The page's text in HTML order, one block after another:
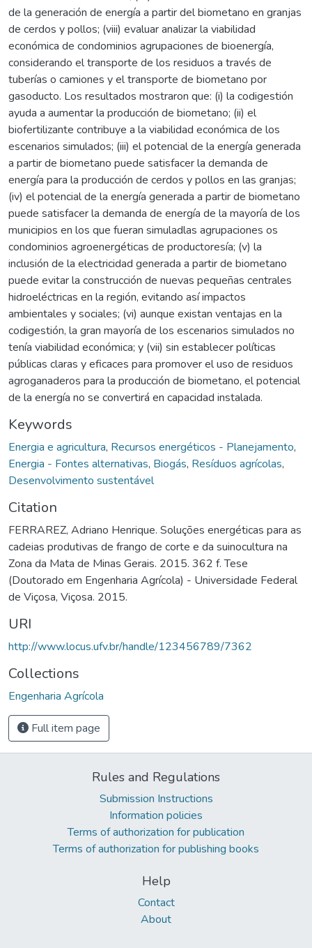
de la generación de energía a partir del biometano en granjas
de cerdos y pollos; (viii) evaluar analizar la viabilidad
económica de condominios agrupaciones de bioenergía,
considerando el transporte de los residuos a través de
tuberías o camiones y el transporte de biometano por
gasoducto. Los resultados mostraron que: (i) la codigestión
ayuda a aumentar la producción de biometano; (ii) el
biofertilizante contribuye a la viabilidad económica de los
escenarios simulados; (iii) el potencial de la energía generada
a partir de biometano puede satisfacer la demanda de
energía para la producción de cerdos y pollos en las granjas;
(iv) el potencial de la energía generada a partir de biometano
puede satisfacer la demanda de energía de la mayoría de los
municipios en los que fueran simuladlas agrupaciones os
condominios agroenergéticas de productoresía; (v) la
inclusión de la electricidad generada a partir de biometano
puede evitar la construcción de nuevas pequeñas centrales
hidroeléctricas en la región, evitando así impactos
ambientales y sociales; (vi) aunque existan ventajas en la
codigestión, la gran mayoría de los escenarios simulados no
tenía viabilidad económica; y (vii) sin establecer políticas
públicas claras y eficaces para promover el uso de residuos
agroganaderos para la producción de biometano, el potencial
de la energía no se convertirá en capacidad instalada.
Keywords
Energia e agricultura, Recursos energéticos - Planejamento,
Energia - Fontes alternativas, Biogás, Resíduos agrícolas,
Desenvolvimento sustentável
Citation
FERRAREZ, Adriano Henrique. Soluções energéticas para as
cadeias produtivas de frango de corte e da suinocultura na
Zona da Mata de Minas Gerais. 2015. 362 f. Tese
(Doutorado em Engenharia Agrícola) - Universidade Federal
de Viçosa, Viçosa. 2015.
URI
http://www.locus.ufv.br/handle/123456789/7362
Collections
Engenharia Agrícola
Full item page
Rules and Regulations
Submission Instructions
Information policies
Terms of authorization for publication
Terms of authorization for publishing books
Help
Contact
About